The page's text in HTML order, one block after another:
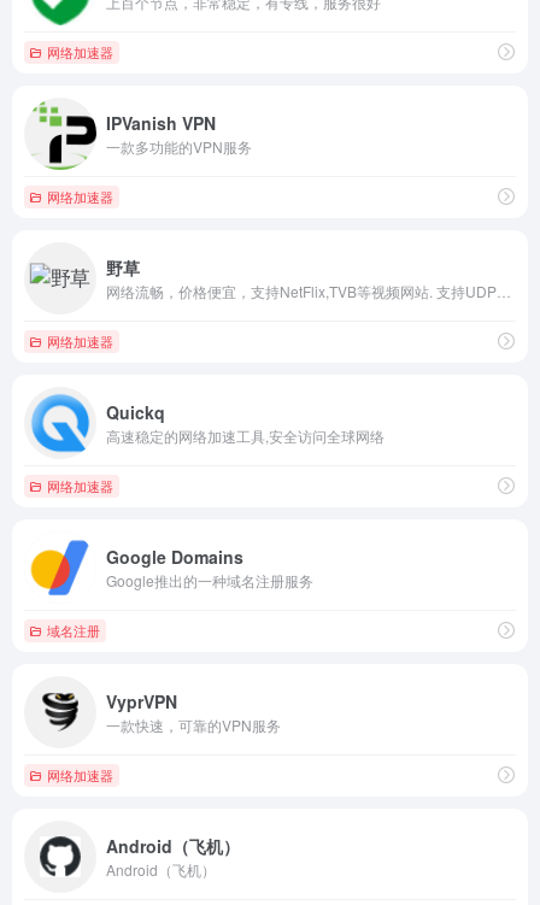
网络加速器
IPVanish VPN
一款多功能的VPN服务
网络加速器
野草
网络加速器
Quickq
高速稳定的网络加速工具,安全访问全球网络
网络加速器
Google Domains
Google推出的一种域名注册服务
域名注册
VyprVPN
一款快速，可靠的VPN服务
网络加速器
Android（飞机）
Android（飞机）